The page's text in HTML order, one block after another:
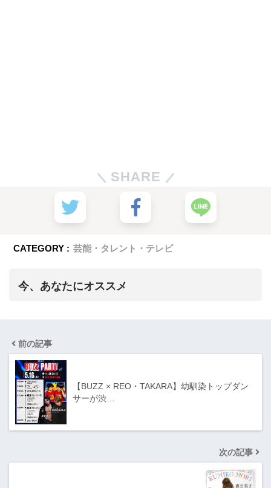
SHARE
CATEGORY : 芸能・タレント・テレビ
今、あなたにオススメ
前の記事
【BUZZ × REO・TAKARA】幼馴染トップダン
サーが渋…
次の記事